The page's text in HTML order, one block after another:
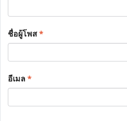
ชื่อผู้โพส*
อีเมล*